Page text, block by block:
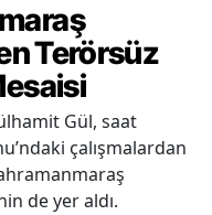
Terörsüz
Gül, saat
çalışmalardan
de yer aldı.